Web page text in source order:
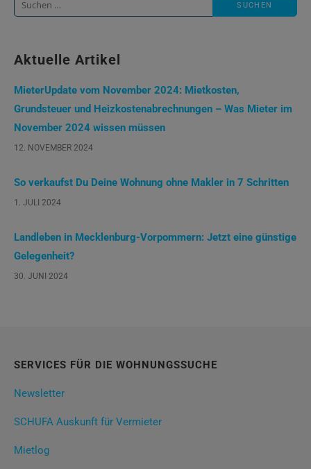
Aktuelle Artikel
MieterUpdate vom November 2024: Mietkosten,
Grundsteuer und Heizkostenabrechnungen – Was Mieter im
November 2024 wissen müssen
12. NOVEMBER 2024
So verkaufst Du Deine Wohnung ohne Makler in 7 Schritten
1. JULI 2024
Landleben in Mecklenburg-Vorpommern: Jetzt eine günstige
Gelegenheit?
30. JUNI 2024
SERVICES FÜR DIE WOHNUNGSSUCHE
Newsletter
SCHUFA Auskunft für Vermieter
Mietlog